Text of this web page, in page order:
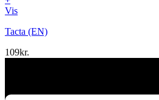
Vis
Tacta (EN)
109kr.